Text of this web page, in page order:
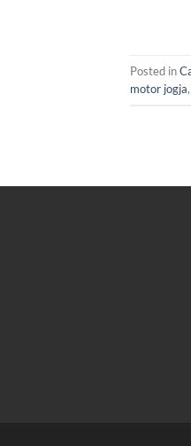
Posted in
motor jogja,